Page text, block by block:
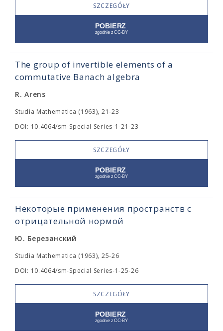
SZCZEGÓŁY
The group of invertible elements of a
commutative Banach algebra
R. Arens
Studia Mathematica (1963), 21-23
DOI: 10.4064/sm-Special Series-1-21-23
SZCZEGÓŁY
Некоторые применения пространств с
отрицательной нормой
Ю. Березанский
Studia Mathematica (1963), 25-26
DOI: 10.4064/sm-Special Series-1-25-26
SZCZEGÓŁY